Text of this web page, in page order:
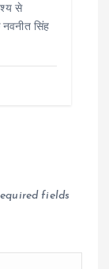
से
नवनीत सिंह
fields